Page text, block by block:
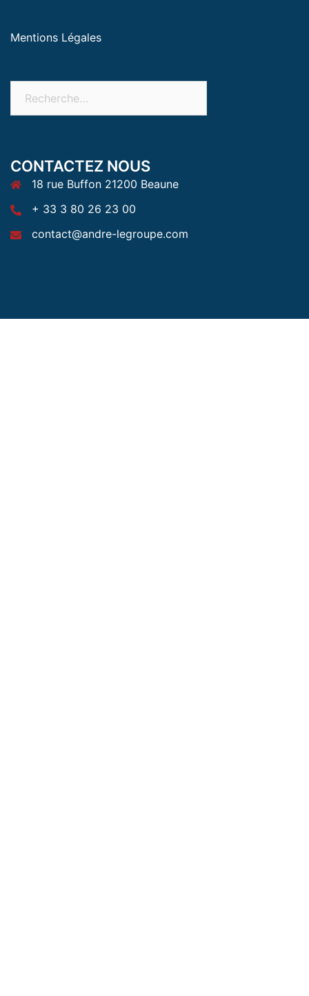
Mentions Légales
CONTACTEZ NOUS
18 rue Buffon 21200 Beaune
+ 33 3 80 26 23 00
contact@andre-legroupe.com